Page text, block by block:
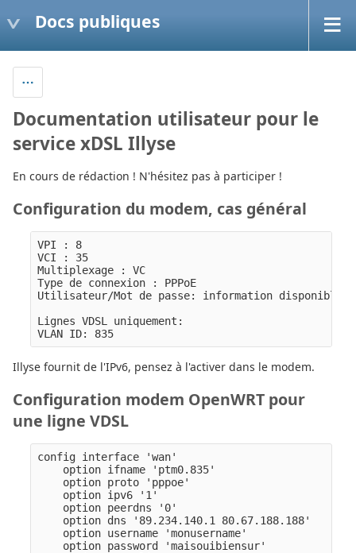
Docs publiques
Documentation utilisateur pour le
service xDSL Illyse
En cours de rédaction ! N'hésitez pas à participer !
Configuration du modem, cas général
VPI : 8
VCI : 35
Multiplexage : VC
Type de connexion : PPPoE
Utilisateur/Mot de passe: information disponible
Lignes VDSL uniquement:
Illyse fournit de l'IPv6, pensez à l'activer dans le modem.
Configuration modem OpenWRT pour
une ligne VDSL
config interface 'wan'
    option ifname 'ptm0.835'
    option proto 'pppoe'
    option ipv6 '1'
    option peerdns '0'
    option dns '89.234.140.1 80.67.188.188'
    option username 'monusername'
    option password 'maisouibiensur'